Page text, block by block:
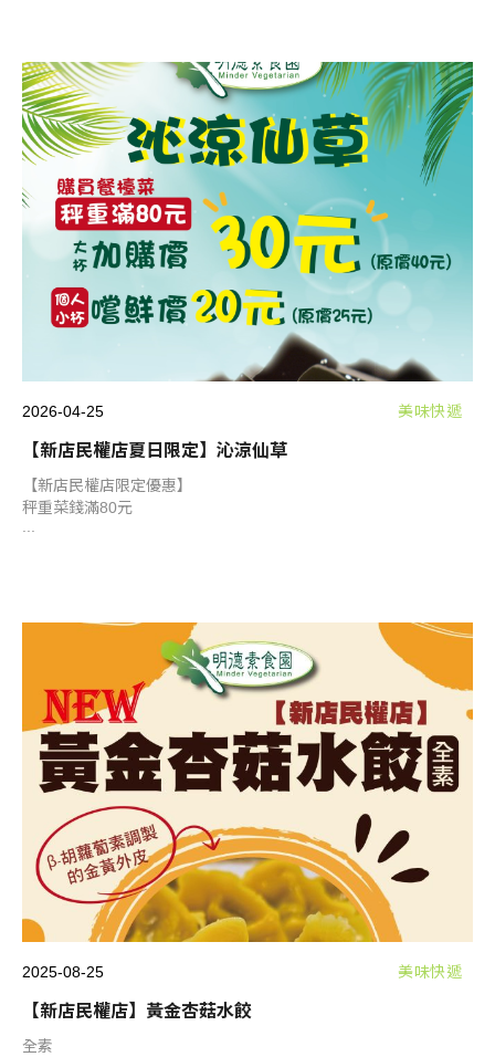
2026-04-25 美味快遞
【新店民權店夏日限定】沁涼仙草
【新店民權店限定優惠】
秤重菜錢滿80元
2025-08-25 美味快遞
【新店民權店】黃金杏菇水餃
全素